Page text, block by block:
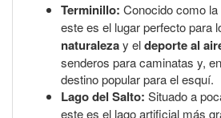
Terminillo: Conocido como
este es el lugar perfecto para
naturalezay eldeporte al
senderos para caminatas y,
destino popular para el esquí.
Lago del Salto: Situado a
este es el lago artificial más